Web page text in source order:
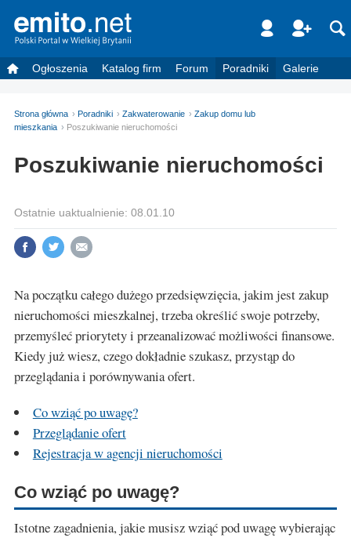
Ogłoszenia Katalog firm Forum Poradniki Galerie
Strona główna Poradniki Zakwaterowanie
Zakup domu lub
mieszkania
Poszukiwanie nieruchomości
Poszukiwanie nieruchomości
Ostatnie uaktualnienie: 08.01.10
Na początku całego dużego przedsięwzięcia, jakim jest zakup
nieruchomości mieszkalnej, trzeba określić swoje potrzeby,
przemyśleć priorytety i przeanalizować możliwości finansowe.
Kiedy już wiesz, czego dokładnie szukasz, przystąp do
przeglądania i porównywania ofert.
Co wziąć po uwagę?
Przeglądanie ofert
Rejestracja w agencji nieruchomości
Co wziąć po uwagę?
Istotne zagadnienia, jakie musisz wziąć pod uwagę wybierając